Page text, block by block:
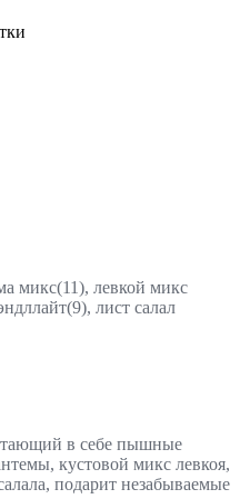
микс(11), левкой микс
лист салал
в себе пышные
кустовой микс левкоя,
подарит незабываемые